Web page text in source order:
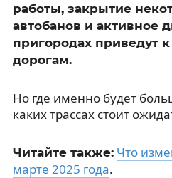
работы, закрытие
автобанов и активное
пригородах приведут
дорогам.
Но где именно будет
каких трассах стоит
Читайте также: Что
марте 2025 года.